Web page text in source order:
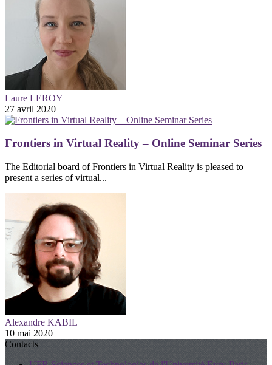
Laure LEROY
27 avril 2020
Frontiers in Virtual Reality – Online Seminar Series
The Editorial board of Frontiers in Virtual Reality is pleased to
present a series of virtual...
Alexandre KABIL
10 mai 2020
Contacts